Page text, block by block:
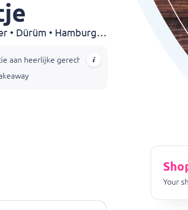
Fries • Snack • Kapsalon • Pizza • Döner • Dürüm • Hamburgers • Shoarma
aan heerlijke gerechten, van authentieke
Your